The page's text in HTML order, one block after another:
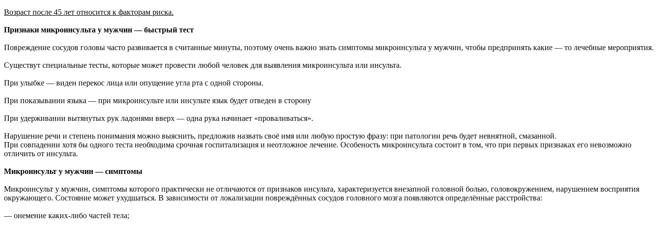
Возраст после 45 лет относится к факторам риска.
Признаки микроинсульта у мужчин — быстрый тест
Повреждение сосудов головы часто развивается в считанные минуты, поэтому очень важно знать симптомы микроинсульта у мужчин, чтобы предпринять какие — то лечебные мероприятия.
Существут специальные тесты, которые может провести любой человек для выявления микроинсульта или инсульта.
При улыбке — виден перекос лица или опущение угла рта с одной стороны.
При показывании языка — при микроинсульте или инсульте язык будет отведен в сторону
При удерживании вытянутых рук ладонями вверх — одна рука начинает «проваливаться».
Нарушение речи и степень понимания можно выяснить, предложив назвать своё имя или любую простую фразу: при патологии речь будет невнятной, смазанной.
При совпадении хотя бы одного теста необходима срочная госпитализация и неотложное лечение. Особеность микроинсульта состоит в том, что при первых признаках его невозможно
отличить от инсульта.
Микроинсульт у мужчин — симптомы
Микроинсульт у мужчин, симптомы которого практически не отличаются от признаков инсульта, характеризуется внезапной головной болью, головокружением, нарушением восприятия
окружающего. Состояние может ухудшаться. В зависимости от локализации повреждённых сосудов головного мозга появляются определённые расстройства:
— онемение каких-либо частей тела;